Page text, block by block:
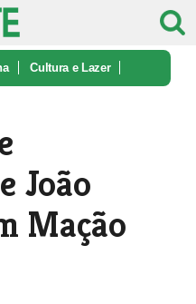
Cultura e Lazer
João
Mação